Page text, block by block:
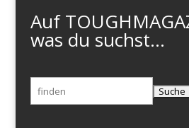
Auf
was du suchst...
Suchen
nach: